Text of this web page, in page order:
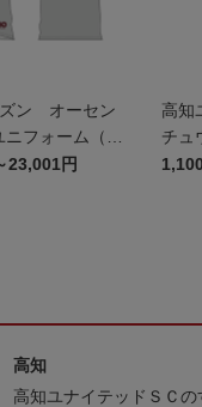
ン オーセン
フォーム（FP
23,001円
高知
チュ
高知
高知ユナイテッドＳＣ